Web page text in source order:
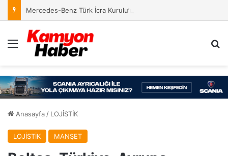
Mercedes-Benz Türk İcra Kurulu’nda Yeni Yapılanma
Menü
Anasayfa / LOJİSTİK
LOJİSTİK MANŞET